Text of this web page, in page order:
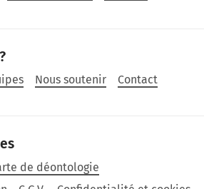
Nous soutenir
Contact
de déontologie